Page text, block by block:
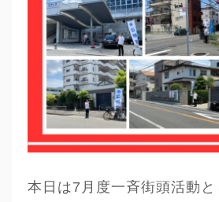
本日は7月度一斉街頭活動